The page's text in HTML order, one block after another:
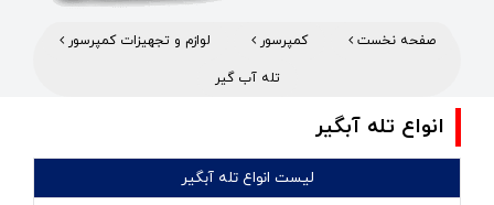
صفحه نخست کمپرسور لوازم و تجهیزات کمپرسور
تله آب‌ گیر
انواع تله آبگیر
لیست انواع تله آبگیر